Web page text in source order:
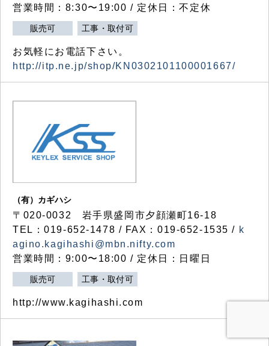
営業時間：8:30〜19:00 / 定休日：不定休
販売可 工事・取付可
お気軽にお電話下さい。
http://itp.ne.jp/shop/KN0302101100001667/
（有）カギハシ
〒020-0032 岩手県盛岡市夕顔瀬町16-18
TEL：019-652-1478 / FAX：019-652-1535 / k
agino.kagihashi@mbn.nifty.com
営業時間：9:00〜18:00 / 定休日：日曜日
販売可 工事・取付可
http://www.kagihashi.com